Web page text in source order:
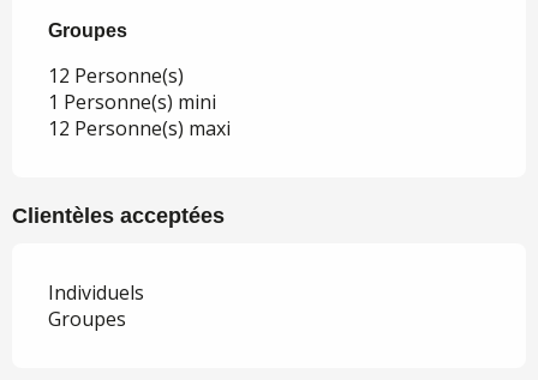
Groupes
Groupes
12 Personne(s)
1 Personne(s) mini
12 Personne(s) maxi
Clientèles acceptées
Individuels
Groupes